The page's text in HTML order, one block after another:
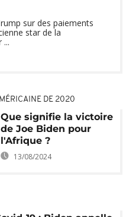
sur des paiements
star de la
DE 2020
Que signifie la victoire
de Joe Biden pour
l'Afrique ?
13/08/2024